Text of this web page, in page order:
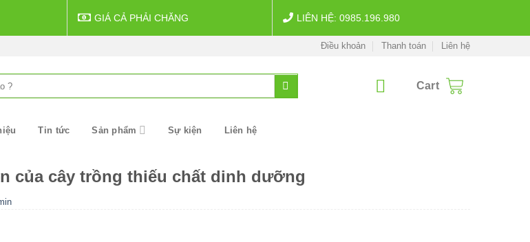
GIÁ CẢ PHẢI CHĂNG LIÊN HỆ: 0985.196.980
Điều khoản Thanh toán Liên hệ
Cart
Tin tức Sản phẩm Sự kiện Liên hệ
của cây trồng thiếu chất dinh dưỡng